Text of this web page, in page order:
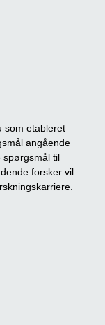
som etableret
angående
spørgsmål til
forsker vil